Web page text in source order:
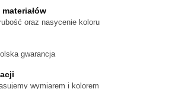
wybrać
na
produktu
oraz nasycenie koloru
gwarancja
wymiarem i kolorem